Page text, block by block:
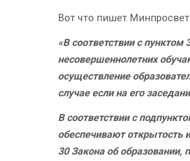
Вот что пишет
«В соответствии с пунктом
несовершеннолетних
осуществление
случае если на его
В соответствии с
обеспечивают открытость
30 Закона об